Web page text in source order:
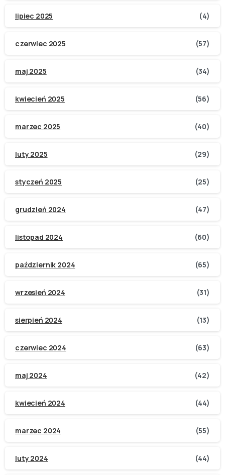
lipiec 2025 (4)
czerwiec 2025 (57)
maj 2025 (34)
kwiecień 2025 (56)
marzec 2025 (40)
luty 2025 (29)
styczeń 2025 (25)
grudzień 2024 (47)
listopad 2024 (60)
październik 2024 (65)
wrzesień 2024 (31)
sierpień 2024 (13)
czerwiec 2024 (63)
maj 2024 (42)
kwiecień 2024 (44)
marzec 2024 (55)
luty 2024 (44)